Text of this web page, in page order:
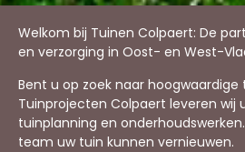
Welkom bij Tuinen Colpaert: De
en verzorging in Oost- en West-
Bent u op zoek naar hoogwaardige
Tuinprojecten Colpaert leveren wij
tuinplanning en
team uw tuin kunnen vernieuwen.